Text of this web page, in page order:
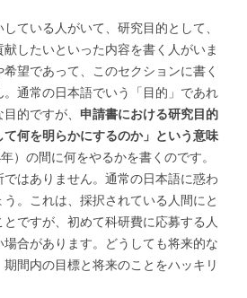
ている人がいて、研究目的として、
したいといった内容を書く人がいま
望であって、このセクションに書く
通常の日本語でいう「目的」であれ
的ですが、 申請書における研究目的
何を明らかにするのか」という意味
）の間に何をやるかを書くのです。
はありません。通常の日本語に惑わ
。これは、採択されている人間にと
ですが、初めて科研費に応募する人
合があります。どうしても将来的な
間内の目標と将来のことをハッキリ